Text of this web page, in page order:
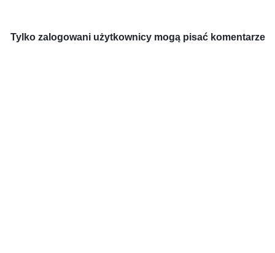
Tylko zalogowani użytkownicy mogą pisać komentarze